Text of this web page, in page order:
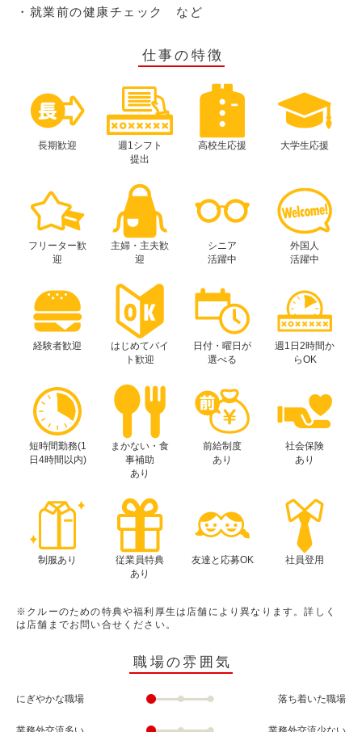
・就業前の健康チェック など
仕事の特徴
長期歓迎
週1シフト
提出
高校生応援 大学生応援
フリーター歓
迎
主婦・主夫歓
迎
シニア
活躍中
外国人
活躍中
経験者歓迎
はじめてバイ
ト歓迎
日付・曜日が
選べる
週1日2時間か
らOK
短時間勤務(1
日4時間以内)
まかない・食
事補助
あり
前給制度
あり
社会保険
あり
制服あり
従業員特典
あり
友達と応募OK 社員登用
※クルーのための特典や福利厚生は店舗により異なります。詳しく
は店舗までお問い合せください。
職場の雰囲気
にぎやかな職場 落ち着いた職場